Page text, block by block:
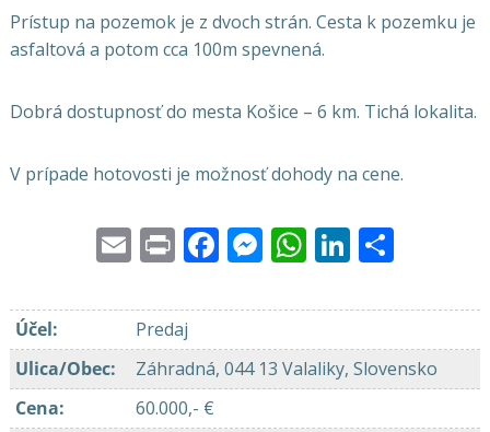
Prístup na pozemok je z dvoch strán. Cesta k pozemku je
asfaltová a potom cca 100m spevnená.
Dobrá dostupnosť do mesta Košice – 6 km. Tichá lokalita.
V prípade hotovosti je možnosť dohody na cene.
EmailPrintFacebook
Messenger
WhatsApp
LinkedIn
Účel:
Predaj
Ulica/Obec:
Záhradná, 044 13 Valaliky, Slovensko
Cena:
60.000,- €